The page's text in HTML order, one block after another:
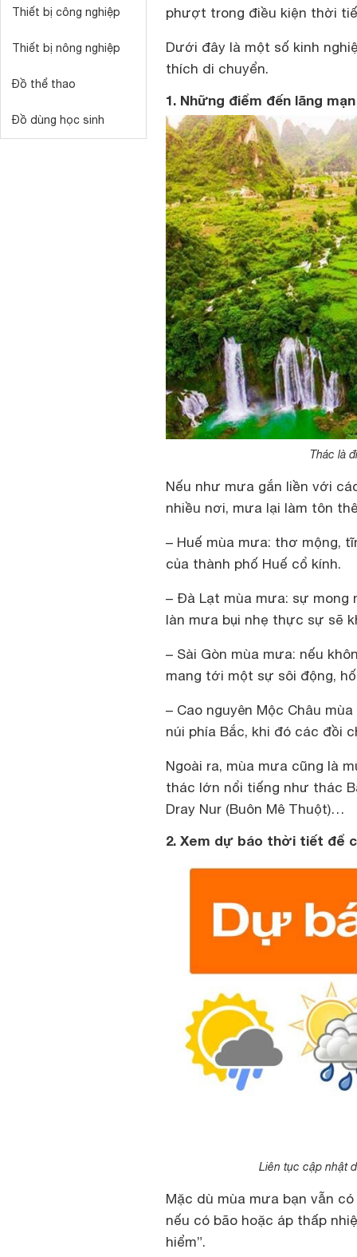
Thiết bị công nghiệp
Thiết bị nông nghiệp
Đồ thể thao
Đồ dùng học sinh
phượt trong điều kiện thời
Dưới đây là một số kinh
thích di chuyển.
1. Những điểm đến lãng
Thác là
Nếu như mưa gắn liền với
nhiều nơi, mưa lại làm tôn
– Huế mùa mưa: thơ mộng,
của thành phố Huế cổ kính.
– Đà Lạt mùa mưa: sự mong
làn mưa bụi nhẹ thực sự sẽ
– Sài Gòn mùa mưa: nếu
mang tới một sự sôi động,
– Cao nguyên Mộc Châu
núi phía Bắc, khi đó các đồi
Ngoài ra, mùa mưa cũng là
thác lớn nổi tiếng như thác
Dray Nur (Buôn Mê Thuột)…
2. Xem dự báo thời tiết để
Liên tục cập nhật
Mặc dù mùa mưa bạn vẫn
nếu có bão hoặc áp thấp
hiểm”.